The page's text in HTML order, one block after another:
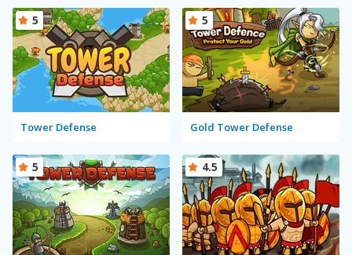
Tower Defense
5
Gold Tower Defense
5
5 4.5